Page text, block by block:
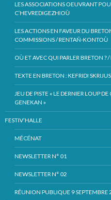
LES ASSOCIATIONS OEUVRANT
C’HEVREDIGEZHIOÙ
LES ACTIONS EN FAVEUR DU
COMMISSIONS / RENTAÑ-KONTOÙ
OÙ ET AVEC QUI PARLER BRETON ?
TEXTE EN BRETON : KEFRIDI
JEU DE PISTE « LE DERNIER LOUP
GENEKAN »
FESTIV’HALLE
MÉCÉNAT
NEWSLETTER N° 01
NEWSLETTER N° 02
RÉUNION PUBLIQUE 9 SEPTEMBRE